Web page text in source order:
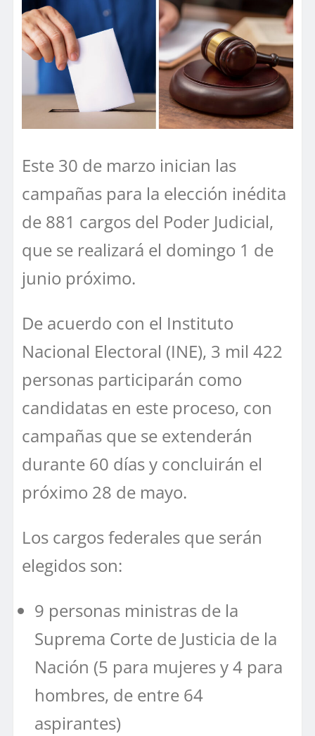
Este 30 de marzo inician las
campañas para la elección inédita
de 881 cargos del Poder Judicial,
que se realizará el domingo 1 de
junio próximo.
De acuerdo con el Instituto
Nacional Electoral (INE), 3 mil 422
personas participarán como
candidatas en este proceso, con
campañas que se extenderán
durante 60 días y concluirán el
próximo 28 de mayo.
Los cargos federales que serán
elegidos son:
9 personas ministras de la
Suprema Corte de Justicia de la
Nación (5 para mujeres y 4 para
hombres, de entre 64
aspirantes)